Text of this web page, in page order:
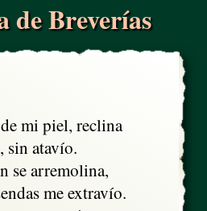
de Breverías
mi piel, reclina
sin atavío.
se arremolina,
me extravío.